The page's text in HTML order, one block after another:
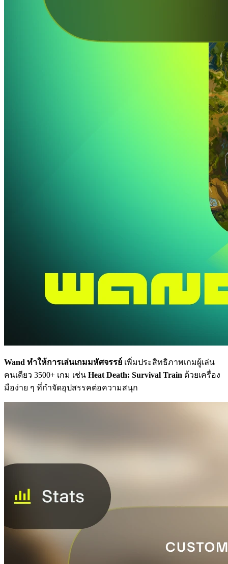
Wand ทำให้การเล่นเกมมหัศจรรย์ เพิ่มประสิทธิภาพเกมผู้เล่น
คนเดียว 3500+ เกม เช่น Heat Death: Survival Train ด้วยเครื่อง
มือง่าย ๆ ที่กำจัดอุปสรรคต่อความสนุก